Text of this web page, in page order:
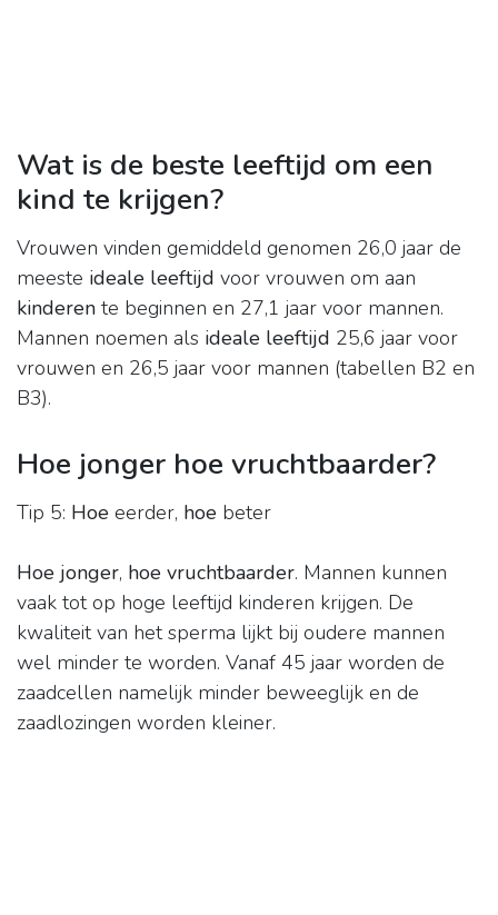
Wat is de beste leeftijd om een
kind te krijgen?
Vrouwen vinden gemiddeld genomen 26,0 jaar de
meeste ideale leeftijd voor vrouwen om aan
kinderen te beginnen en 27,1 jaar voor mannen.
Mannen noemen als ideale leeftijd 25,6 jaar voor
vrouwen en 26,5 jaar voor mannen (tabellen B2 en
B3).
Hoe jonger hoe vruchtbaarder?
Tip 5: Hoe eerder, hoe beter
Hoe jonger, hoe vruchtbaarder. Mannen kunnen
vaak tot op hoge leeftijd kinderen krijgen. De
kwaliteit van het sperma lijkt bij oudere mannen
wel minder te worden. Vanaf 45 jaar worden de
zaadcellen namelijk minder beweeglijk en de
zaadlozingen worden kleiner.